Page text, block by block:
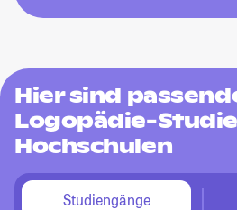
Hier sind
Logopädie-
Hochschulen
Studiengänge